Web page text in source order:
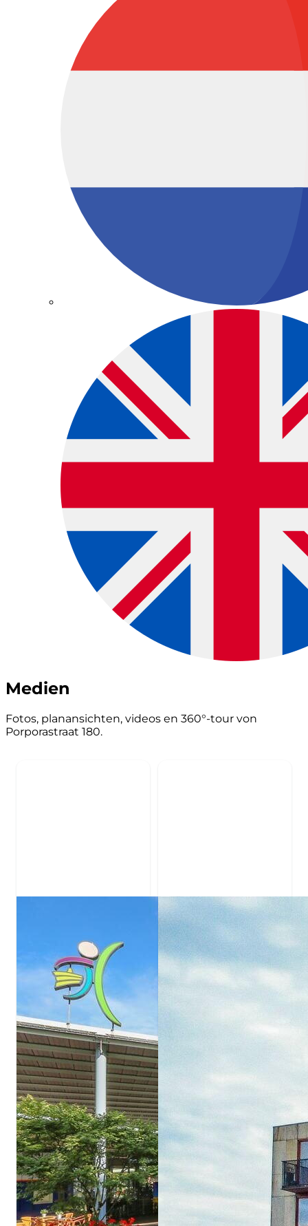
Medien
Fotos, planansichten, videos en 360°-tour von
Porporastraat 180.